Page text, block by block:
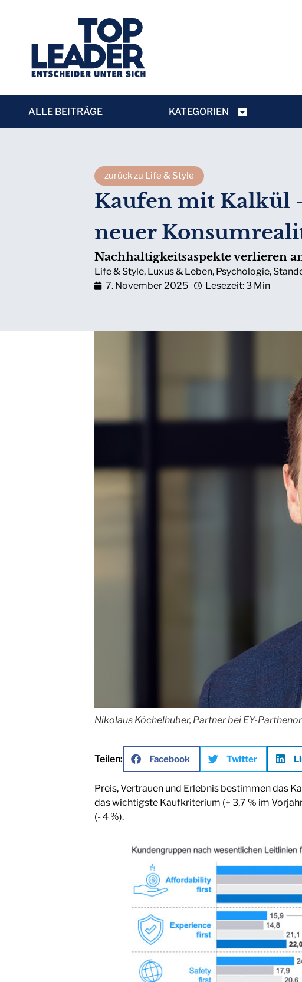
ALLE BEITRÄGE KATEGORIEN
zurück zu Life & Style
Kaufen mit Kalkül
neuer
Nachhaltigkeitsaspekte verlieren
Life & Style, Luxus & Leben, Psychologie,
7. November 2025
Lesezeit: 3 Min
Nikolaus Köchelhuber, Partner bei EY-
Teilen: Facebook Twitter
Preis, Vertrauen und Erlebnis bestimmen das
das wichtigste Kaufkriterium (+ 3,7 % im
(- 4 %).